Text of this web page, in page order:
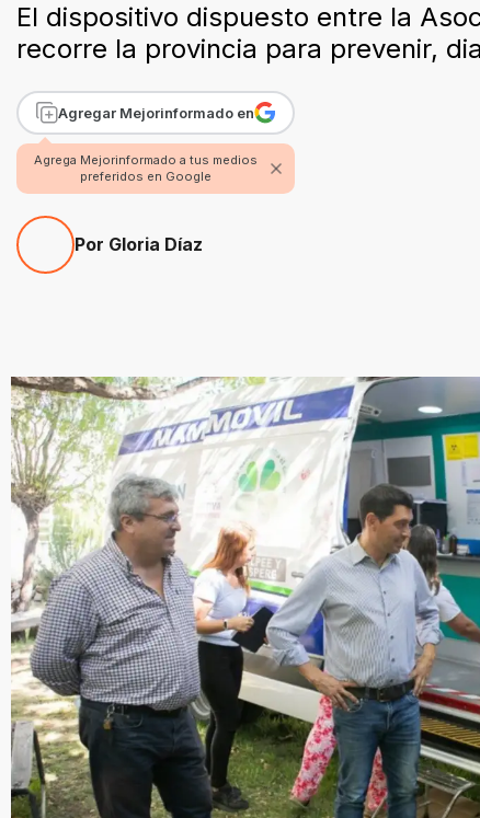
El dispositivo dispuesto entre la
recorre la provincia para prevenir,
Agregar Mejorinformado en
Agrega Mejorinformado a tus medios
preferidos en Google
Por Gloria Díaz